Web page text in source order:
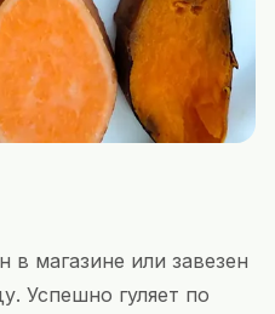
магазине или завезен
Успешно гуляет по